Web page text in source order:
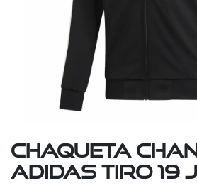
Chaqueta
Adidas Tiro 19